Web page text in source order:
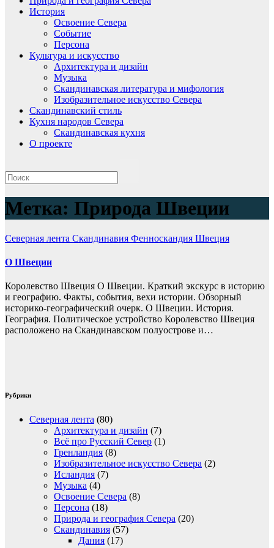
История
Освоение Севера
Событие
Персона
Культура и искусство
Архитектура и дизайн
Музыка
Скандинавская литература и мифология
Изобразительное искусство Севера
Скандинавский стиль
Кухня народов Севера
Скандинавская кухня
О проекте
Метка: Природа Швеции
Северная лента Скандинавия Фенноскандия Швеция
О Швеции
Нет
комментариев
Королевство Швеция О Швеции. Краткий экскурс в историю
и географию. Факты, события, вехи истории. Обзорный
историко-географический очерк. О Швеции. История.
География. Политическое устройство Королевство Швеция
расположено на Скандинавском полуострове и…
Рубрики
Северная лента (80)
Архитектура и дизайн (7)
Всё про Русский Север (1)
Гренландия (8)
Изобразительное искусство Севера (2)
Исландия (7)
Музыка (4)
Освоение Севера (8)
Персона (18)
Природа и география Севера (20)
Скандинавия (57)
Дания (17)